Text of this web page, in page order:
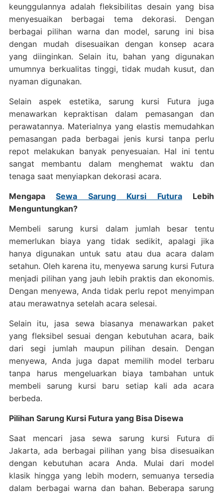
keunggulannya adalah fleksibilitas desain yang bisa
menyesuaikan berbagai tema dekorasi. Dengan
berbagai pilihan warna dan model, sarung ini bisa
dengan mudah disesuaikan dengan konsep acara
yang diinginkan. Selain itu, bahan yang digunakan
umumnya berkualitas tinggi, tidak mudah kusut, dan
nyaman digunakan.
Selain aspek estetika, sarung kursi Futura juga
menawarkan kepraktisan dalam pemasangan dan
perawatannya. Materialnya yang elastis memudahkan
pemasangan pada berbagai jenis kursi tanpa perlu
repot melakukan banyak penyesuaian. Hal ini tentu
sangat membantu dalam menghemat waktu dan
tenaga saat menyiapkan dekorasi acara.
MengapaSewa Sarung Kursi FuturaLebih
Menguntungkan?
Membeli sarung kursi dalam jumlah besar tentu
memerlukan biaya yang tidak sedikit, apalagi jika
hanya digunakan untuk satu atau dua acara dalam
setahun. Oleh karena itu, menyewa sarung kursi Futura
menjadi pilihan yang jauh lebih praktis dan ekonomis.
Dengan menyewa, Anda tidak perlu repot menyimpan
atau merawatnya setelah acara selesai.
Selain itu, jasa sewa biasanya menawarkan paket
yang fleksibel sesuai dengan kebutuhan acara, baik
dari segi jumlah maupun pilihan desain. Dengan
menyewa, Anda juga dapat memilih model terbaru
tanpa harus mengeluarkan biaya tambahan untuk
membeli sarung kursi baru setiap kali ada acara
berbeda.
Pilihan Sarung Kursi Futura yang Bisa Disewa
Saat mencari jasa sewa sarung kursi Futura di
Jakarta, ada berbagai pilihan yang bisa disesuaikan
dengan kebutuhan acara Anda. Mulai dari model
klasik hingga yang lebih modern, semuanya tersedia
dalam berbagai warna dan bahan. Beberapa sarung